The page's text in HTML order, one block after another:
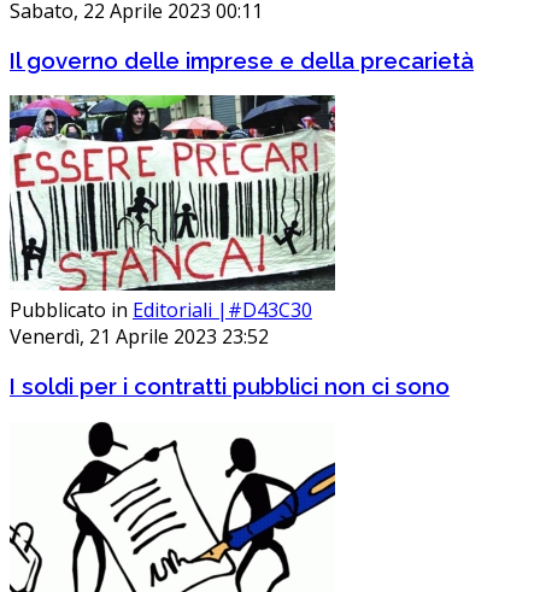
Sabato, 22 Aprile 2023 00:11
Il governo delle imprese e della precarietà
Pubblicato in Editoriali |#D43C30
Venerdì, 21 Aprile 2023 23:52
I soldi per i contratti pubblici non ci sono